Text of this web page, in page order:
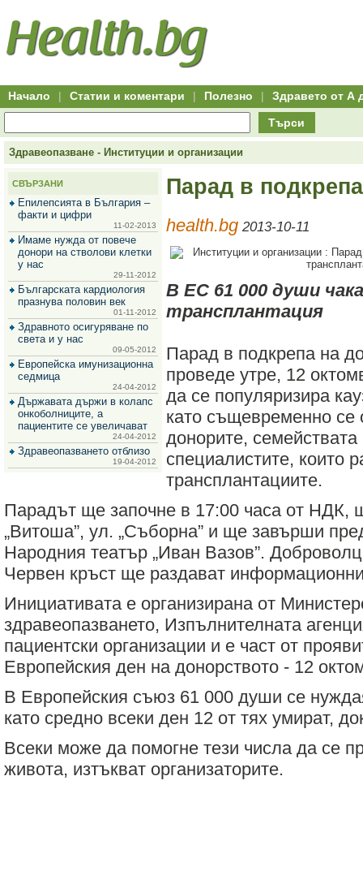
Всички
офети
за
Hitro.bg
Всички
оферти
Hitro.bg
оферти
Hitro.bg
във
всички
оферти
Всички
оферти
групово
намаление
Промоции,
Сайтът
зехтин
маслини
пазаруване
изгодни
оферти
50+
начало
Клуб
Начало | Статии и коментари | Полезно | Здравето от А
Търси
Здравеопазване - Институции и организации
СВЪРЗАНИ
Епилепсията в България –
факти и цифри
11-02-2013
Имаме нужда от повече
донори на стволови клетки
у нас
29-11-2012
Българската кардиология
празнува половин век
01-11-2012
Здравното осигуряване по
света и у нас
09-05-2012
Европейска имунизационна
седмица
24-04-2012
Държавата държи в колапс
онкоболниците, а
пациентите се увеличават
24-04-2012
Здравеопазването отблизо
19-04-2012
Парад в
health.bg 2013-10-11
В ЕС 61 000 души
трансплантация
Парад в подкрепа на
проведе утре, 12
да се популяризира
като същевременно се
донорите,
специалистите, които
трансплантациите.
Парадът ще започне в 17:00 часа от НДК,
„Витоша”, ул. „Съборна” и ще завърши
Народния театър „Иван Вазов”.
Червен кръст ще раздават
Инициативата е организирана от
здравеопазването, Изпълнителната
пациентски организации и е част от
Европейския ден на донорството - 12
В Европейския съюз 61 000 души се
като средно всеки ден 12 от тях умират,
Всеки може да помогне тези числа да се
живота, изтъкват организаторите.